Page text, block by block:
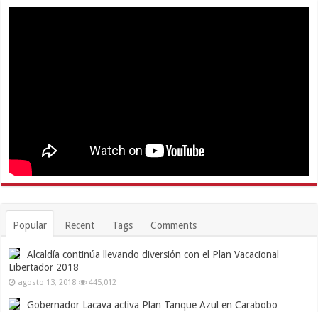
Popular Recent Tags Comments
Alcaldía continúa llevando diversión con el Plan Vacacional
Libertador 2018
agosto 13, 2018 445,012
Gobernador Lacava activa Plan Tanque Azul en Carabobo